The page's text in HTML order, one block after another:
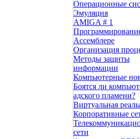
Операционные
Эмуляция
AMIGA # 1
Ассемблере
Организация
Методы защиты
информации
Компьютерные
Боятся ли
адского пламени?
Виртуальная
Корпоративные
сети